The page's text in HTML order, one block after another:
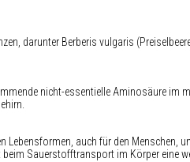
darunter Berberis vulgaris
nicht-essentielle Aminosäure im
Lebensformen, auch für den Menschen,
Sauerstofftransport im Körper eine